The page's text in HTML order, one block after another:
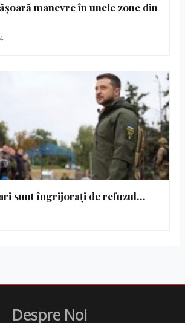
manevre în unele zone din
sunt îngrijorați de refuzul…
Despre Noi